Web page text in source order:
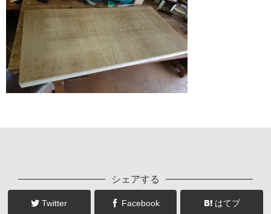
シェアする
Twitter Facebook はてブ